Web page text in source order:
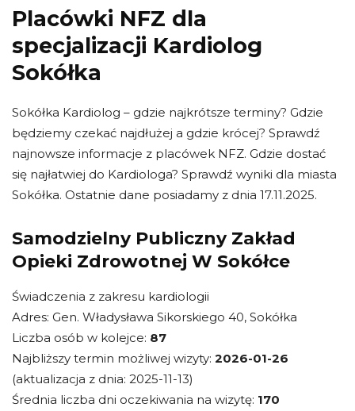
Placówki NFZ dla
specjalizacji Kardiolog
Sokółka
Sokółka Kardiolog – gdzie najkrótsze terminy? Gdzie
będziemy czekać najdłużej a gdzie krócej? Sprawdź
najnowsze informacje z placówek NFZ. Gdzie dostać
się najłatwiej do Kardiologa? Sprawdź wyniki dla miasta
Sokółka. Ostatnie dane posiadamy z dnia 17.11.2025.
Samodzielny Publiczny Zakład
Opieki Zdrowotnej W Sokółce
Świadczenia z zakresu kardiologii
Adres: Gen. Władysława Sikorskiego 40, Sokółka
Liczba osób w kolejce: 87
Najbliższy termin możliwej wizyty: 2026-01-26
(aktualizacja z dnia: 2025-11-13)
Średnia liczba dni oczekiwania na wizytę: 170